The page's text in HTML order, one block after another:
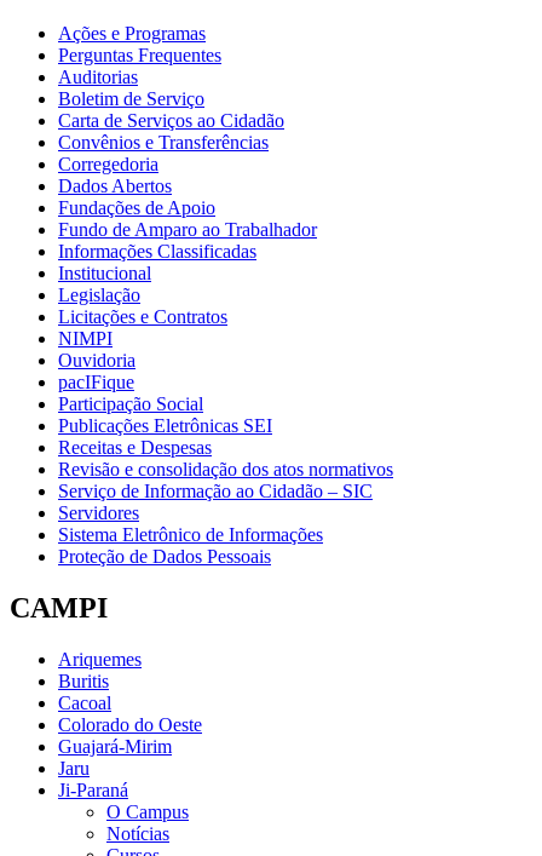
Ações e Programas
Perguntas Frequentes
Auditorias
Boletim de Serviço
Carta de Serviços ao Cidadão
Convênios e Transferências
Corregedoria
Dados Abertos
Fundações de Apoio
Fundo de Amparo ao Trabalhador
Informações Classificadas
Institucional
Legislação
Licitações e Contratos
NIMPI
Ouvidoria
pacIFique
Participação Social
Publicações Eletrônicas SEI
Receitas e Despesas
Revisão e consolidação dos atos normativos
Serviço de Informação ao Cidadão – SIC
Servidores
Sistema Eletrônico de Informações
Proteção de Dados Pessoais
CAMPI
Ariquemes
Buritis
Cacoal
Colorado do Oeste
Guajará-Mirim
Jaru
Ji-Paraná
O Campus
Notícias